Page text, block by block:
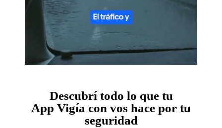
Descubrí todo lo que tu
App Vigía con vos hace por tu
seguridad